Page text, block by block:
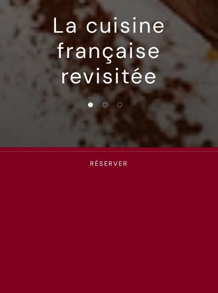
RÉSERVER
1 of 32 of 33 of 3
La cuisine
française
revisitée